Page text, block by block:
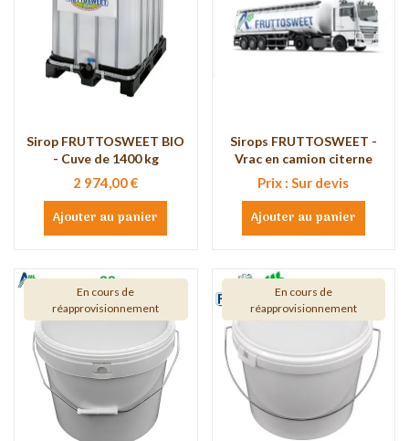
Sirop FRUTTOSWEET BIO
- Cuve de 1400 kg
2 974,00 €
Ajouter au panier
Sirops FRUTTOSWEET -
Vrac en camion citerne
Prix : Sur devis
Ajouter au panier
En cours de
réapprovisionnement
En cours de
réapprovisionnement